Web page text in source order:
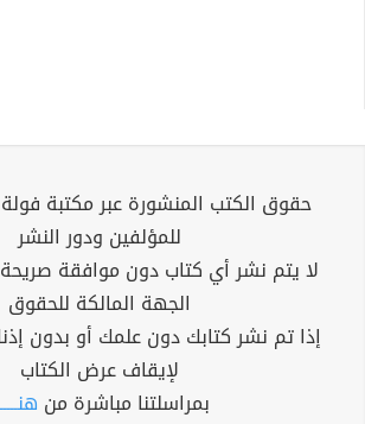
حقوق الكتب المنشورة عبر مكتبة
للمؤلفين ودور النشر
لا يتم نشر أي كتاب دون موافقة
الجهة المالكة للحقوق
إذا تم نشر كتابك دون علمك أو بدون
لإيقاف عرض الكتاب
بمراسلتنا مباشرة من